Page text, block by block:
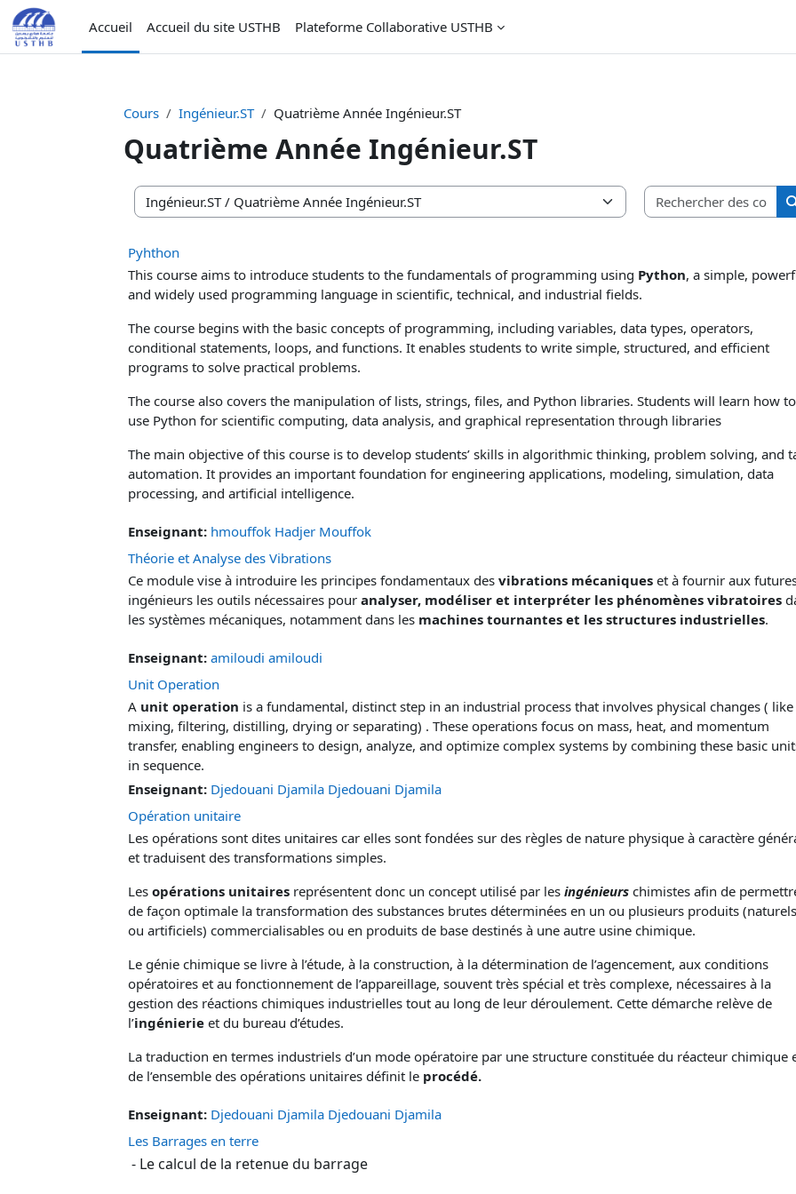
Passer au contenu principal
Accueil
Accueil du site USTHB Plateforme Collaborative USTHB
Cours Ingénieur.ST Quatrième Année Ingénieur.ST
Quatrième Année Ingénieur.ST
Catégories de cours
Pyhthon
This course aims to introduce students to the fundamentals of programming using Python, a simple,
and widely used programming language in scientific, technical, and industrial fields.
The course begins with the basic concepts of programming, including variables, data types, operators,
conditional statements, loops, and functions. It enables students to write simple, structured, and efficient
programs to solve practical problems.
The course also covers the manipulation of lists, strings, files, and Python libraries. Students will learn how to
use Python for scientific computing, data analysis, and graphical representation through libraries
The main objective of this course is to develop students’ skills in algorithmic thinking, problem solving, and
automation. It provides an important foundation for engineering applications, modeling, simulation, data
processing, and artificial intelligence.
Enseignant: hmouffok Hadjer Mouffok
Théorie et Analyse des Vibrations
Ce module vise à introduire les principes fondamentaux des vibrations mécaniqueset à fournir aux
ingénieurs les outils nécessaires pour analyser, modéliser et interpréter les phénomènes vibratoires
les systèmes mécaniques, notamment dans les machines tournantes et les structures industrielles.
Enseignant: amiloudi amiloudi
Unit Operation
A unit operation is a fundamental, distinct step in an industrial process that involves physical changes ( like
mixing, filtering, distilling, drying or separating) . These operations focus on mass, heat, and momentum
transfer, enabling engineers to design, analyze, and optimize complex systems by combining these basic
in sequence.
Enseignant: Djedouani Djamila Djedouani Djamila
Opération unitaire
Les opérations sont dites unitaires car elles sont fondées sur des règles de nature physique à caractère
et traduisent des transformations simples.
Les opérations unitaires représentent donc un concept utilisé par les ingénieurs chimistes afin de
de façon optimale la transformation des substances brutes déterminées en un ou plusieurs produits (naturels
ou artificiels) commercialisables ou en produits de base destinés à une autre usine chimique.
Le génie chimique se livre à l’étude, à la construction, à la détermination de l’agencement, aux conditions
opératoires et au fonctionnement de l’appareillage, souvent très spécial et très complexe, nécessaires à la
gestion des réactions chimiques industrielles tout au long de leur déroulement. Cette démarche relève de
l’ingénierieet du bureau d’études.
La traduction en termes industriels d’un mode opératoire par une structure constituée du réacteur chimique
de l’ensemble des opérations unitaires définit le procédé.
Enseignant: Djedouani Djamila Djedouani Djamila
Les Barrages en terre
- Le calcul de la retenue du barrage